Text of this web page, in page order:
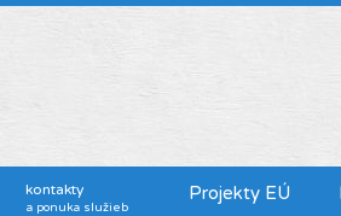
kontakty
a ponuka služieb
Projekty EÚ